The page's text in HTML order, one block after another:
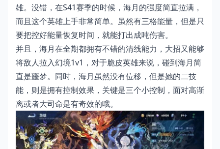
雄。没错，在S41赛季的时候，海月的强度简直拉满，
而且这个英雄上手非常简单。虽然有三格能量，但是只
要把控好能量恢复时间，就能打出成吨伤害。
并且，海月在全期都拥有不错的清线能力，大招又能够
将敌人拉入幻境1v1，对于脆皮英雄来说，碰到海月简
直是噩梦。同时，海月虽然没有位移，但是她的二技
能，则是拥有控制效果，关键是三个小控制，面对高渐
离或者大司命是有奇效的哦。